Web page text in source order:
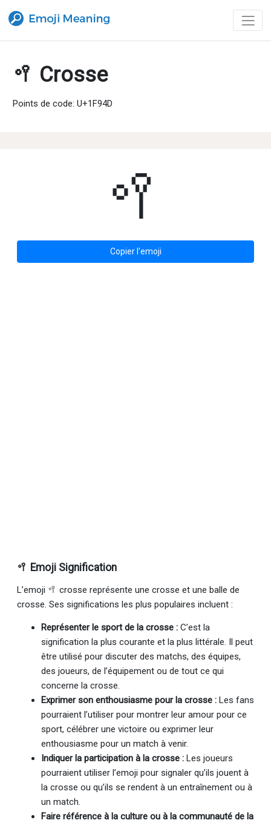
🥍 Crosse
Points de code: U+1F94D
🥍
Copier l'emoji
🥍 Emoji Signification
L’emoji 🥍 crosse représente une crosse et une balle de
crosse. Ses significations les plus populaires incluent :
Représenter le sport de la crosse : C’est la
signification la plus courante et la plus littérale. Il peut
être utilisé pour discuter des matchs, des équipes,
des joueurs, de l’équipement ou de tout ce qui
concerne la crosse.
Exprimer son enthousiasme pour la crosse : Les fans
pourraient l’utiliser pour montrer leur amour pour ce
sport, célébrer une victoire ou exprimer leur
enthousiasme pour un match à venir.
Indiquer la participation à la crosse : Les joueurs
pourraient utiliser l’emoji pour signaler qu’ils jouent à
la crosse ou qu’ils se rendent à un entraînement ou à
un match.
Faire référence à la culture ou à la communauté de la